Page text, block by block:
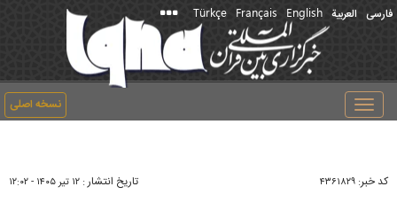
فارسی العربیة English
Français
Türkçe
نسخه اصلی
Toggle
navigation
کد خبر: ۴۳۶۱۸۲۹ تاریخ انتشار : ۱۲ تير ۱۴۰۵ - ۱۲:۰۲